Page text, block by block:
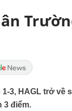
3, HAGL trở về
3 điểm.